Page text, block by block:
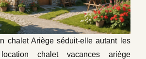
chalet Ariège séduit-elle autant les
chalet vacances ariège